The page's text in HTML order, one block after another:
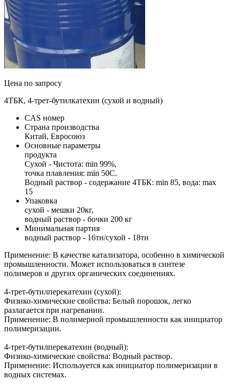
Цена по запросу
4ТБК, 4-трет-бутилкатехин (сухой и водный)
CAS номер
Cтрана производства
Китай, Евросоюз
Основные параметры
продукта
Сухой - Чистота: min 99%,
точка плавления: min 50C.
Водный раствор - содержание 4ТБК: min 85, вода: max
15
Упаковка
сухой - мешки 20кг,
водный раствор - бочки 200 кг
Минимальная партия
водный раствор - 16тн/сухой - 18тн
Применение: В качестве катализатора, особенно в химической
промышленности. Может использоваться в синтезе
полимеров и других органических соединениях.
4-трет-бутилперекатехин (сухой):
Физико-химические свойства: Белый порошок, легко
разлагается при нагревании.
Применение: В полимерной промышленности как инициатор
полимеризации.
4-трет-бутилперекатехин (водный):
Физико-химические свойства: Водный раствор.
Применение: Используется как инициатор полимеризации в
водных системах.